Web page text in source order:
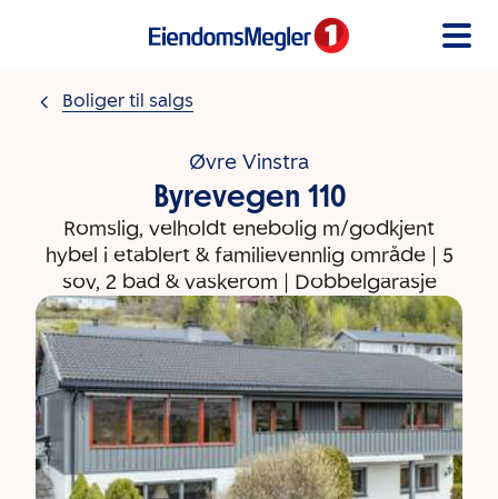
Boliger til salgs
Øvre Vinstra
Byrevegen 110
Romslig, velholdt enebolig m/godkjent
hybel i etablert & familievennlig område | 5
sov, 2 bad & vaskerom | Dobbelgarasje